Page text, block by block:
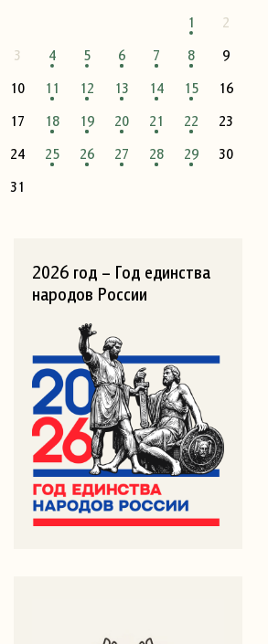
1
2
3
4 5 6 7 8
9
10
11 12 13 14 15
16
17
18 19 20 21 22
23
24
25 26 27 28 29
30
31
2026 год – Год единства
народов России